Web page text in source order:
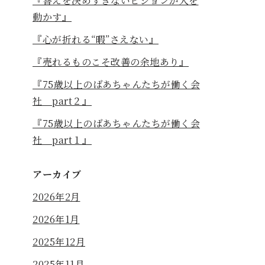
動かす』
『心が折れる“暇”さえない』
『売れるものこそ改善の余地あり』
『75歳以上のばあちゃんたちが働く会
社 part２』
『75歳以上のばあちゃんたちが働く会
社 part１』
アーカイブ
2026年2月
2026年1月
2025年12月